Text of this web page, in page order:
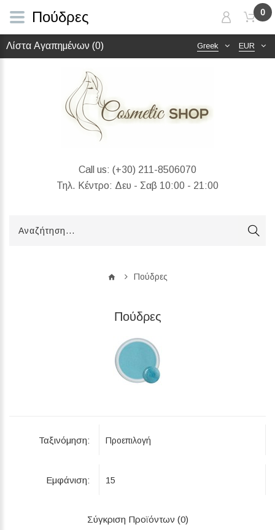
EUR
Greek
Call us: (+30) 211-8506070
Τηλ. Κέντρο: Δευ - Σαβ 10:00 - 21:00
0
Λίστα Αγαπημένων (0)
Πούδρες
Πούδρες
Ταξινόμηση:
Εμφάνιση:
Σύγκριση Προϊόντων (0)
Πούδρες